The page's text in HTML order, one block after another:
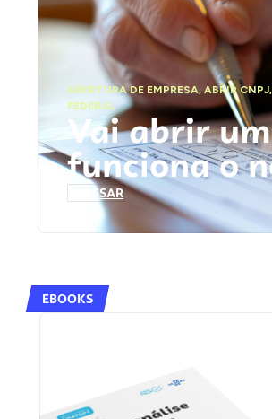
ABERTURA DE EMPRESA,ABRIR CNPJ,
FEDERAL
Vai abrir
funciona o
ACESSAR
EBOOKS